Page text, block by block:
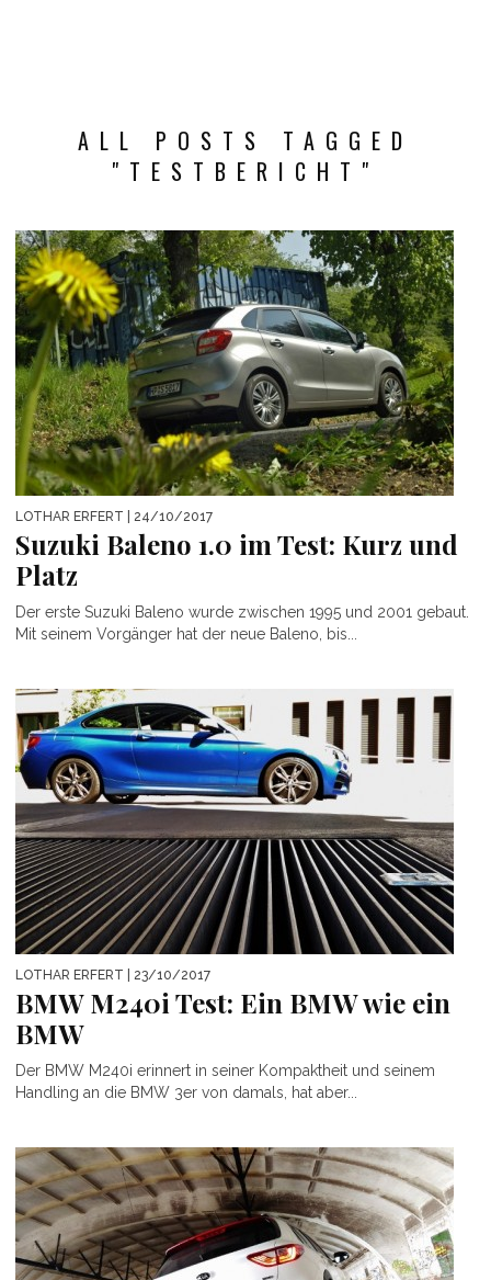
ALL POSTS TAGGED
"TESTBERICHT"
LOTHAR ERFERT | 24/10/2017
Suzuki Baleno 1.0 im Test: Kurz und
Platz
Der erste Suzuki Baleno wurde zwischen 1995 und 2001 gebaut.
Mit seinem Vorgänger hat der neue Baleno, bis...
LOTHAR ERFERT | 23/10/2017
BMW M240i Test: Ein BMW wie ein
BMW
Der BMW M240i erinnert in seiner Kompaktheit und seinem
Handling an die BMW 3er von damals, hat aber...